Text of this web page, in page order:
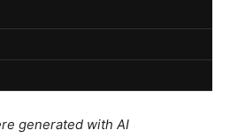
generated with AI